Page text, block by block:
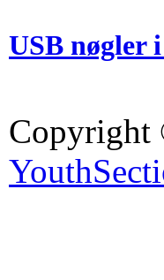
USB nøgler
Copyright